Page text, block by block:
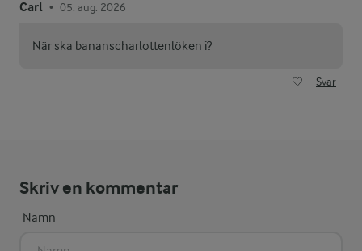
Carl • 05. aug. 2026
När ska bananscharlottenlöken i?
Svar
Skriv en kommentar
Namn